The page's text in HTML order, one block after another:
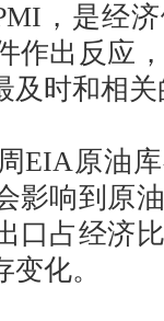
，是经济
作出反应
及时和相
原油库
影响到原
口占经济
化。